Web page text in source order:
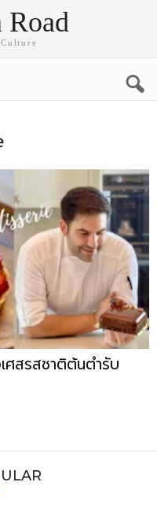
Road
ศสรสชาติต้นตำรับ